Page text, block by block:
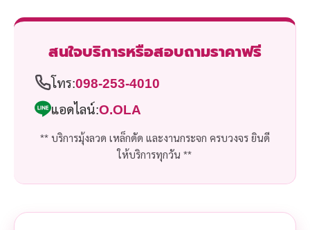
สนใจบริการหรือสอบถามราคาฟรี
โทร:098-253-4010
แอดไลน์:O.OLA
** บริการมุ้งลวด เหล็กดัด และงานกระจก ครบวงจร ยินดี
ให้บริการทุกวัน **